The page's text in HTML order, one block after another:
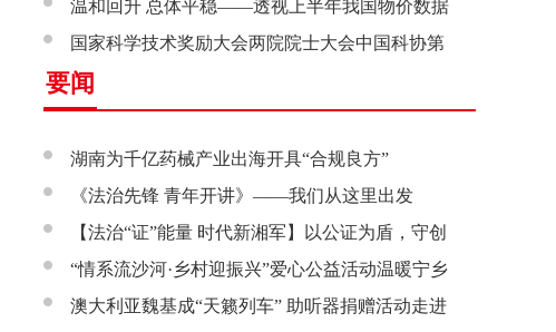
温和回升 总体平稳——透视上半年我国物价数据
国家科学技术奖励大会两院院士大会中国科协第
十一次全国代表大会在京召开
要闻
湖南为千亿药械产业出海开具“合规良方”
《法治先锋 青年开讲》——我们从这里出发
【法治“证”能量 时代新湘军】以公证为盾，守创
新之魂 湖南青年公证人为知识产权保护筑牢防线
“情系流沙河·乡村迎振兴”爱心公益活动温暖宁乡
市流沙河镇
澳大利亚魏基成“天籁列车” 助听器捐赠活动走进